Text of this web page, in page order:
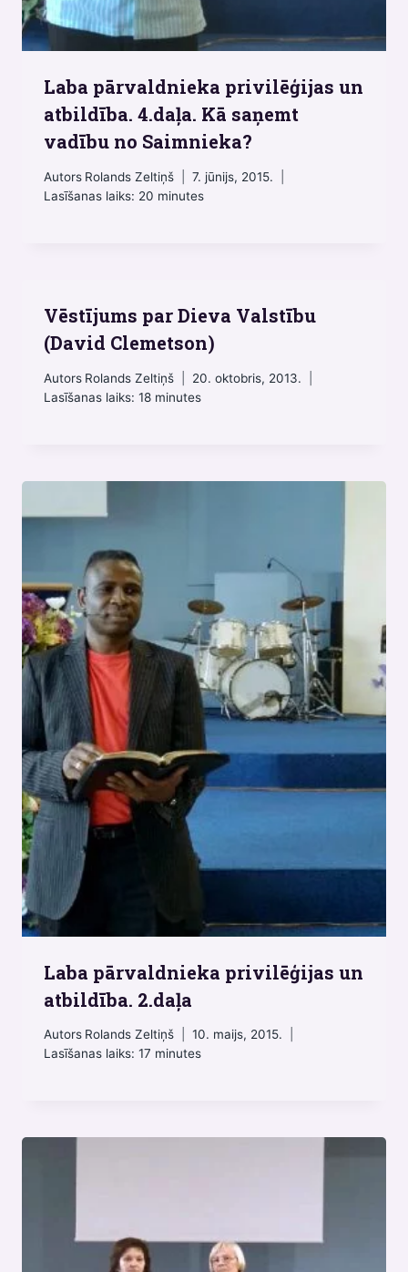
Laba pārvaldnieka privilēģijas un
atbildība. 4.daļa. Kā saņemt
vadību no Saimnieka?
Autors Rolands Zeltiņš
7. jūnijs, 2015.
Lasīšanas laiks: 20 minutes
Vēstījums par Dieva Valstību
(David Clemetson)
Autors Rolands Zeltiņš
20. oktobris, 2013.
Lasīšanas laiks: 18 minutes
Laba pārvaldnieka privilēģijas un
atbildība. 2.daļa
Autors Rolands Zeltiņš
10. maijs, 2015.
Lasīšanas laiks: 17 minutes